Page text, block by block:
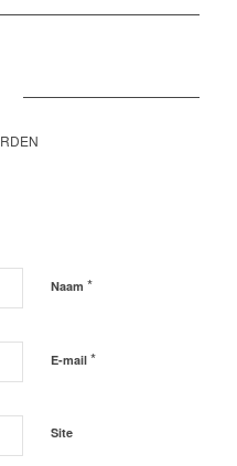
Naam *
E-mail *
Site